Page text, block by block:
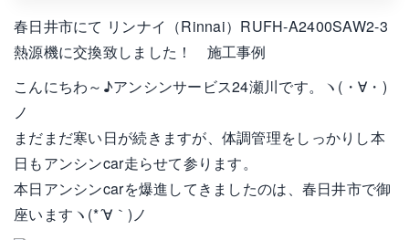
春日井市にて リンナイ（Rinnai）RUFH-A2400SAW2-3
熱源機に交換致しました！ 施工事例
こんにちわ～♪アンシンサービス24瀬川です。ヽ(・∀・)
ノ
まだまだ寒い日が続きますが、体調管理をしっかりし本
日もアンシンcar走らせて参ります。
本日アンシンcarを爆進してきましたのは、春日井市で御
座いますヽ(*´∀｀)ノ